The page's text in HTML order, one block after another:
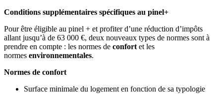
Conditions supplémentaires spécifiques au pinel+
Pour être éligible au pinel + et profiter d’une réduction d’impôts
allant jusqu’à de 63 000 €, deux nouveaux types de normes sont à
prendre en compte : les normes de confort et les
normes environnementales.
Normes de confort
Surface minimale du logement en fonction de sa typologie